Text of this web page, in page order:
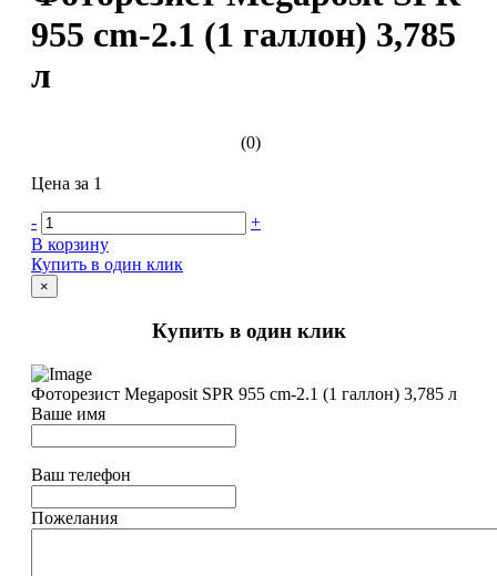
955 cm-2.1 (1 галлон) 3,785
л
(0)
Цена за 1
-
+
В корзину
Купить в один клик
×
Купить в один клик
Фоторезист Megaposit SPR 955 cm-2.1 (1 галлон) 3,785 л
Ваше имя
Ваш телефон
Пожелания